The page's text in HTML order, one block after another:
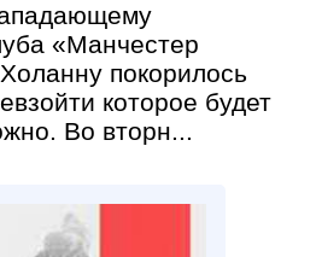
«Манчестер
покорилось
которое будет
Во вторн...